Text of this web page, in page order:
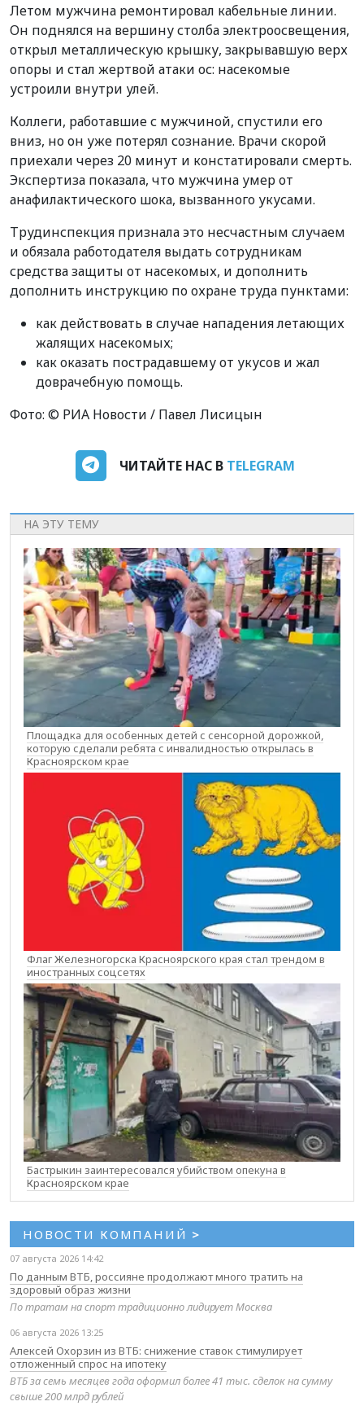
Летом мужчина ремонтировал кабельные линии.
Он поднялся на вершину столба электроосвещения,
открыл металлическую крышку, закрывавшую верх
опоры и стал жертвой атаки ос: насекомые
устроили внутри улей.
Коллеги, работавшие с мужчиной, спустили его
вниз, но он уже потерял сознание. Врачи скорой
приехали через 20 минут и констатировали смерть.
Экспертиза показала, что мужчина умер от
анафилактического шока, вызванного укусами.
Трудинспекция признала это несчастным случаем
и обязала работодателя выдать сотрудникам
средства защиты от насекомых, и дополнить
дополнить инструкцию по охране труда пунктами:
как действовать в случае нападения летающих
жалящих насекомых;
как оказать пострадавшему от укусов и жал
доврачебную помощь.
Фото: © РИА Новости / Павел Лисицын
ЧИТАЙТЕ НАС В TELEGRAM
НА ЭТУ ТЕМУ
Площадка для особенных детей с сенсорной дорожкой,
которую сделали ребята с инвалидностью открылась в
Красноярском крае
Флаг Железногорска Красноярского края стал трендом в
иностранных соцсетях
Бастрыкин заинтересовался убийством опекуна в
Красноярском крае
НОВОСТИ КОМПАНИЙ >
07 августа 2026 14:42
По данным ВТБ, россияне продолжают много тратить на
здоровый образ жизни
По тратам на спорт традиционно лидирует Москва
06 августа 2026 13:25
Алексей Охорзин из ВТБ: снижение ставок стимулирует
отложенный спрос на ипотеку
ВТБ за семь месяцев года оформил более 41 тыс. сделок на сумму
свыше 200 млрд рублей